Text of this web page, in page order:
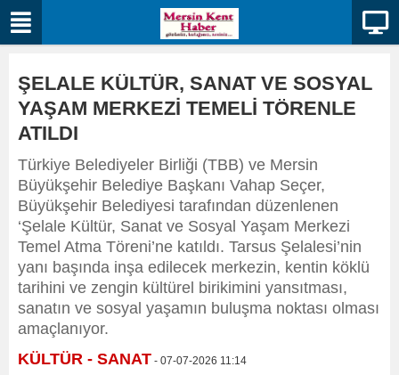
ŞELALE KÜLTÜR, SANAT VE SOSYAL
YAŞAM MERKEZİ TEMELİ TÖRENLE
ATILDI
Türkiye Belediyeler Birliği (TBB) ve Mersin
Büyükşehir Belediye Başkanı Vahap Seçer,
Büyükşehir Belediyesi tarafından düzenlenen
‘Şelale Kültür, Sanat ve Sosyal Yaşam Merkezi
Temel Atma Töreni’ne katıldı. Tarsus Şelalesi’nin
yanı başında inşa edilecek merkezin, kentin köklü
tarihini ve zengin kültürel birikimini yansıtması,
sanatın ve sosyal yaşamın buluşma noktası olması
amaçlanıyor.
KÜLTÜR - SANAT - 07-07-2026 11:14